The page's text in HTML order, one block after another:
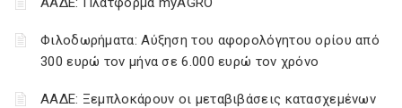
Φιλοδωρήματα: Αύξηση του αφορολόγητου ορίου από
300 ευρώ τον μήνα σε 6.000 ευρώ τον χρόνο
ΑΑΔΕ: Ξεμπλοκάρουν οι μεταβιβάσεις κατασχεμένων